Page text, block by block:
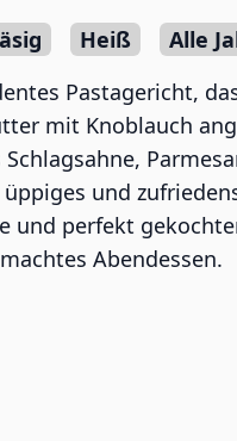
Heiß
Alle
Pastagericht,
mit Knoblauch
und
und perfekt
Abendessen.